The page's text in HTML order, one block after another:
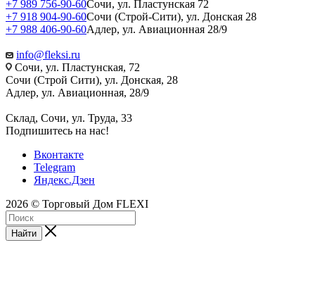
+7 989 756-90-60Сочи, ул. Пластунская 72
+7 918 904-90-60Сочи (Строй-Сити), ул. Донская 28
+7 988 406-90-60Адлер, ул. Авиационная 28/9
info@fleksi.ru
Сочи, ул. Пластунская, 72
Сочи (Строй Сити), ул. Донская, 28
Адлер, ул. Авиационная, 28/9
Склад, Сочи, ул. Труда, 33
Подпишитесь на нас!
Вконтакте
Telegram
Яндекс.Дзен
2026 © Торговый Дом FLEXI
Найти